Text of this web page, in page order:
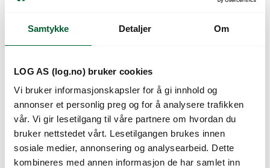
Samtykke Detaljer Om
LOG AS (log.no) bruker cookies
Vi bruker informasjonskapsler for å gi innhold og
annonser et personlig preg og for å analysere trafikken
vår. Vi gir lesetilgang til våre partnere om hvordan du
bruker nettstedet vårt. Lesetilgangen brukes innen
sosiale medier, annonsering og analysearbeid. Dette
kombineres med annen informasjon de har samlet inn
Magnesium er en svært viktig del av klorofyllet og er derfor
Blandbarhet
YaraTera KRISTA MgS kan blandes med alle typer
vannløselig gjødsel, men ikke YaraTera CALCINIT.
Høy renhet
YaraTera KRISTA MKP er fri for klorid, natrium og
tungmetaller.